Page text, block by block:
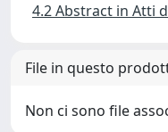
4.2 Abstract in Atti
File in questo
Non ci sono file